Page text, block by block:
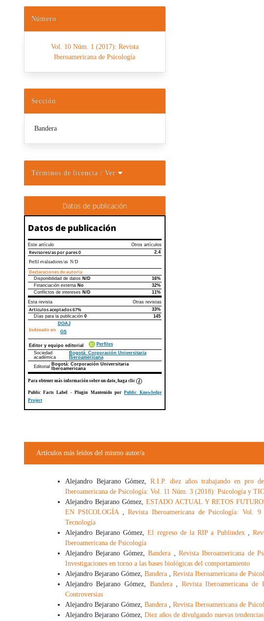
Número
Vol. 10 Núm. 1 (2017): Revista
Iberoamericana de Psicología
Sección
Bandera
Términos de licencia / Ver
Datos de publicación
Datos de publicación
Este artículo Otros artículos
Revisores/as por pares0
2.4
Perfil evaluadores/as N/D
Declaraciones de autoría
Declaraciones de autoríaEste artículo
Disponibilidad de datos N/D
16%
Financiación externa No
32%
Conflictos de intereses N/D
11%
Esta revista
Otras revistas
Artículos aceptados67%
33%
Días para la publicación 0 145
Indexado en
DOAJ
GS
Editor y equipo editorial
Perfiles
Sociedad
académica
Bogotá: Corporación Universitaria
Iberoamericana
Editorial
Bogotá: Corporación Universitaria
Iberoamericana
Para obtener más información sobre un dato, haga clic
Public Facts Label - Plugin Mantenido porPublic Knowledge
Project
Artículos más leídos del mismo autor/a
Alejandro Bejarano Gómez, R.I.P. diez años trabajando en pro
Iberoamericana de Psicología: Vol. 11 Núm. 3 (2018): Psicología y
Alejandro Bejarano Gómez,ESTADO ACTUAL Y RETOS
EN PSICOLOGÍA ,Revista Iberoamericana de Psicología: Vol.
Tecnología
Alejandro Bejarano Gómez,El regreso de la RIP a Publindex ,
Iberoamericana de Psicología
Alejandro Bejarano Gómez,Bandera , Revista Iberoamericana de
Investigaciones en torno a las bases biológicas del comportamiento
Alejandro Bejarano Gómez, Bandera , Revista Iberoamericana de
Alejandro Bejarano Gómez, Bandera , Revista Iberoamericana
Controversias
Alejandro Bejarano Gómez, Bandera , Revista Iberoamericana de
Alejandro Bejarano Gómez, Diez años de divulgando nuevas